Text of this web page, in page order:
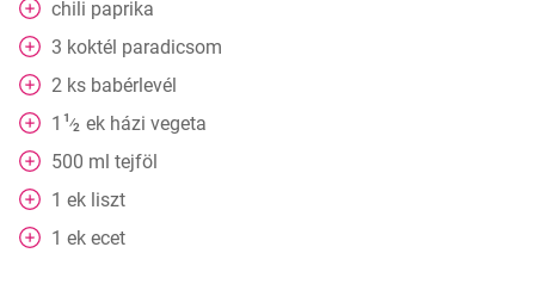
chili paprika
3 koktél paradicsom
2 ks babérlevél
1 1⁄2 ek házi vegeta
500 ml tejföl
1 ek liszt
1 ek ecet